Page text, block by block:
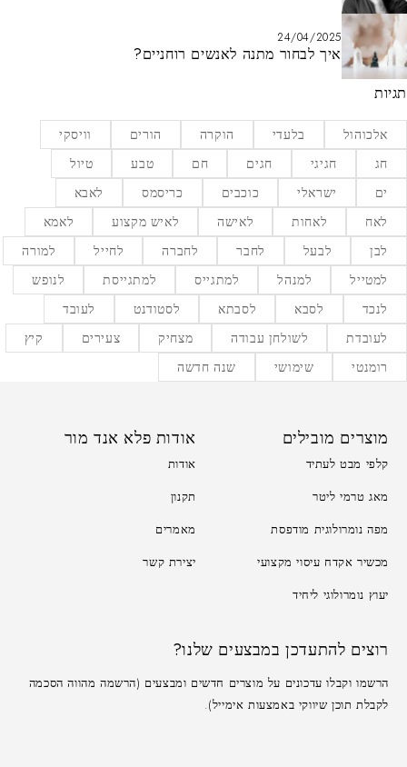
24/04/2025
איך לבחור מתנה לאנשים רוחניים?
תגיות
אלכוהול בלעדי הוקרה הורים
וויסקי
חג
חגיגי חגים חם טבע
טיול
ים
ישראלי כוכבים כריסמס
לאבא
לאח
לאחות לאישה לאיש מקצוע
לאמא
לבן
לבעל לחבר לחברה לחייל
למורה
למטייל
למנהל למתגייס למתגייסת
לנופש
לנכד
לסבא לסבתא לסטודנט
לעובד
לעובדת
לשולחן עבודה מצחיק צעירים
קיץ
רומנטי
שימושי שנה חדשה
מוצרים מובילים
קלפי מבט לעתיד
מאג טרמי ליטר
מפה נומרולוגית מודפסת
מכשיר אקדח עיסוי מקצועי
יעוץ נומרולוגי ליחיד
אודות פלא אנד מור
אודות
תקנון
מאמרים
יצירת קשר
רוצים להתעדכן במבצעים שלנו?
הרשמו וקבלו עדכונים על מוצרים חדשים ומבצעים (הרשמה מהווה הסכמה
לקבלת תוכן שיווקי באמצעות אימייל).